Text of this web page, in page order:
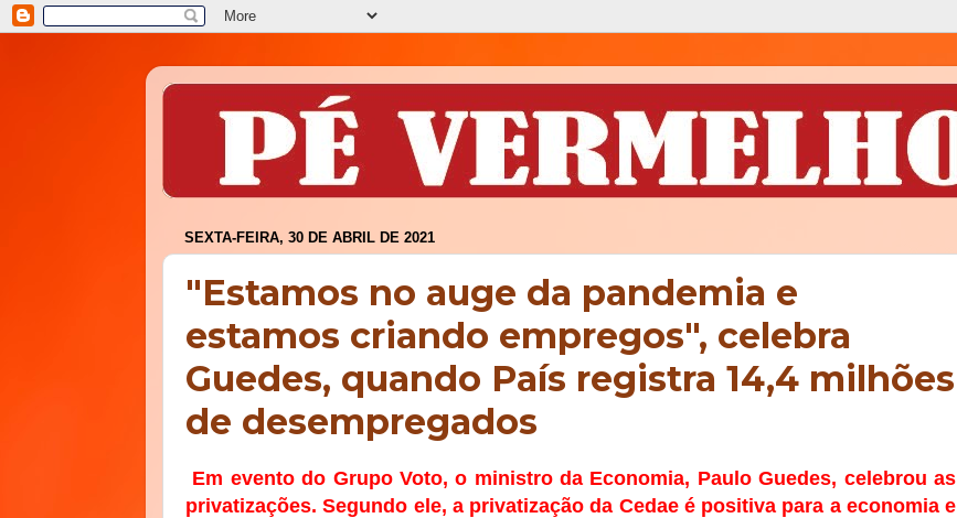
SEXTA-FEIRA, 30 DE ABRIL DE 2021
"Estamos no auge da pandemia e
estamos criando empregos", celebra
Guedes, quando País registra 14,4 milhões
de desempregados
Em evento do Grupo Voto, o ministro da Economia, Paulo Guedes, celebrou as
privatizações. Segundo ele, a privatização da Cedae é positiva para a economia e